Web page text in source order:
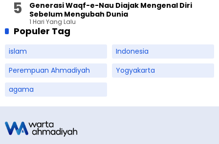
Generasi Waqf-e-Nau Diajak Mengenal Diri
Sebelum Mengubah Dunia
1 Hari Yang Lalu
Populer Tag
islam
Indonesia
Perempuan Ahmadiyah
Yogyakarta
agama